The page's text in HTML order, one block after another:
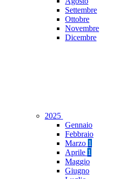
Settembre
Ottobre
Novembre
Dicembre
2025
Gennaio
Febbraio
Marzo 1
Aprile 1
Maggio
Giugno